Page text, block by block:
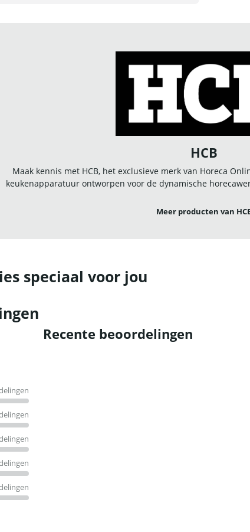
HCB
Maak kennis met HCB, het exclusieve merk van Horeca
keukenapparatuur ontworpen voor de dynamische
Meer producten van
speciaal voor jou
Recente beoordelingen